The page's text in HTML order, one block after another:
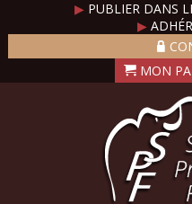
▶ PUBLIER DANS
▶